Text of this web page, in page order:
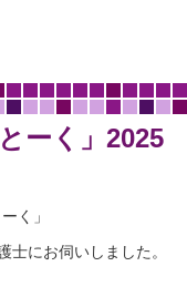
ーく」2025
く」
士にお伺いしました。